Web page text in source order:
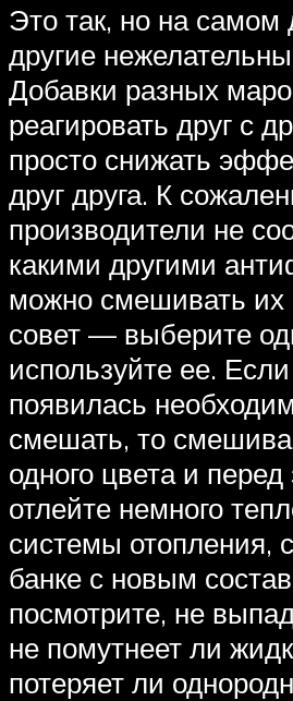
Это так, но на самом
другие
Добавки разных
реагировать друг с
просто снижать
друг друга. К
производители не
какими другими
можно смешивать их
совет — выберите
используйте ее.
появилась
смешать, то
одного цвета и перед
отлейте немного
системы отопления,
банке с новым
посмотрите, не
не помутнеет ли
потеряет ли